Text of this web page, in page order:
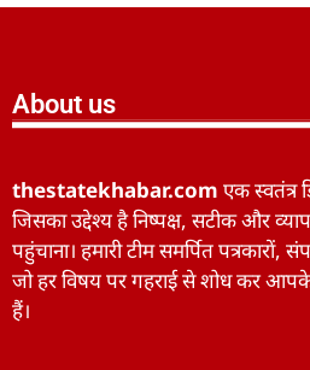
About us
thestatekhabar.com एक स्वतंत्र
जिसका उद्देश्य है निष्पक्ष, सटीक और
पहुंचाना। हमारी टीम समर्पित पत्रकारों,
जो हर विषय पर गहराई से शोध कर
हैं।